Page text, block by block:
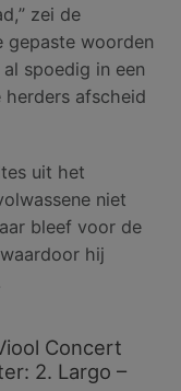
zei de
gepaste woorden
spoedig in een
afscheid
uit het
niet
bleef voor de
hij
Concert
2. Largo –